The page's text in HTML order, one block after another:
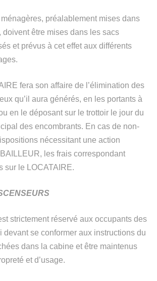
préalablement mises dans
doivent être mises dans les sacs
et prévus à cet effet aux différents
fera son affaire de l’élimination des
qu’il aura générés, en les portants à
en le déposant sur le trottoir le jour du
des encombrants. En cas de non-
nécessitant une action
les frais correspondant
sur le LOCATAIRE.
strictement réservé aux occupants des
devant se conformer aux instructions du
dans la cabine et être maintenus
et d’usage.